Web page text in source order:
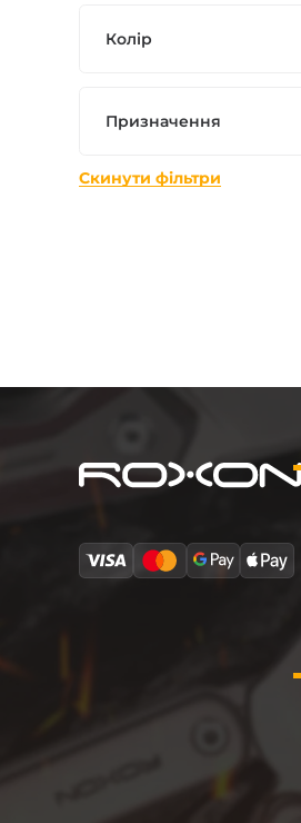
Колір
Призначення
Скинути фільтри